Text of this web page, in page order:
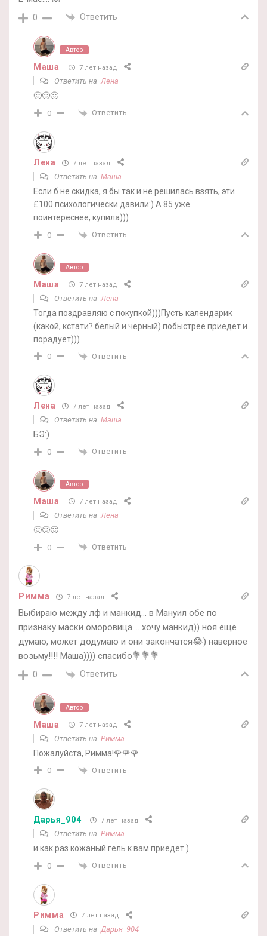
0 Ответить
Автор
Маша 7 лет назад
Ответить наЛена
🙂🙂🙂
0 Ответить
Лена 7 лет назад
Ответить на Маша
Если б не скидка, я бы так и не решилась взять, эти
£100 психологически давили:) А 85 уже
поинтереснее, купила)))
0 Ответить
Автор
Маша 7 лет назад
Ответить на Лена
Тогда поздравляю с покупкой)))Пусть календарик
(какой, кстати? белый и черный) побыстрее приедет и
порадует)))
0 Ответить
Лена 7 лет назад
Ответить на Маша
БЭ:)
0 Ответить
Автор
Маша 7 лет назад
Ответить на Лена
🙂🙂🙂
0 Ответить
Римма 7 лет назад
Выбираю между лф и манкид… в Мануил обе по
признаку маски оморовица…. хочу манкид)) ноя ещё
думаю, может додумаю и они закончатся😂) наверное
возьму!!!! Маша)))) спасибо💐💐💐
0 Ответить
Автор
Маша 7 лет назад
Ответить на Римма
Пожалуйста, Римма!🌹🌹🌹
0 Ответить
Дарья_904 7 лет назад
Ответить на Римма
и как раз кожаный гель к вам приедет )
0 Ответить
Римма 7 лет назад
Ответить на Дарья_904